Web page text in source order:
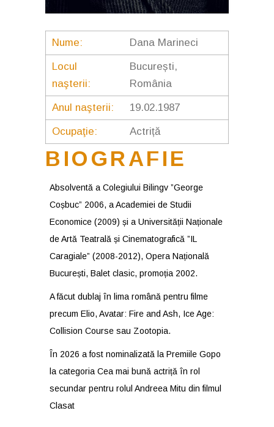
Nume: Dana Marineci
Locul
naşterii:
București,
România
Anul naşterii: 19.02.1987
Ocupaţie: Actriță
BIOGRAFIE
Absolventă a Colegiului Bilingv ”George
Coșbuc” 2006, a Academiei de Studii
Economice (2009) și a Universității Naționale
de Artă Teatrală și Cinematografică ”IL
Caragiale” (2008-2012), Opera Națională
București, Balet clasic, promoția 2002.
A făcut dublaj în lima română pentru filme
precum Elio, Avatar: Fire and Ash, Ice Age:
Collision Course sau Zootopia.
În 2026 a fost nominalizată la Premiile Gopo
la categoria Cea mai bună actriță în rol
secundar pentru rolul Andreea Mitu din filmul
Clasat